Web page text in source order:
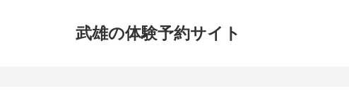
武雄の体験予約サイト